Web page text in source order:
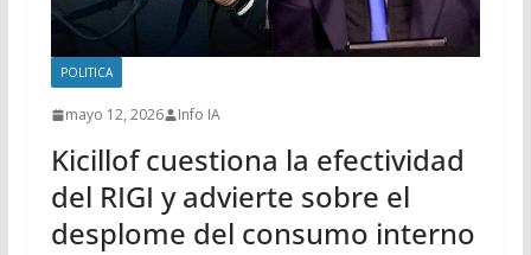
POLITICA
mayo 12, 2026 Info IA
Kicillof cuestiona la efectividad
del RIGI y advierte sobre el
desplome del consumo interno